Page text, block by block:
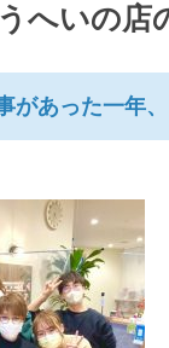
へいの店
があった一年